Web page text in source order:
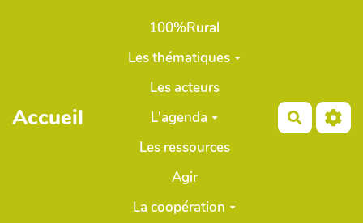
Aller au contenu principal
Accueil
100%Rural
Les thématiques
Les acteurs
L'agenda
Les ressources
Agir
La coopération